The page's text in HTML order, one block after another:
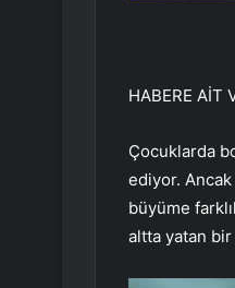
HABERE AİT
Çocuklarda
ediyor. Ancak
büyüme
altta yatan